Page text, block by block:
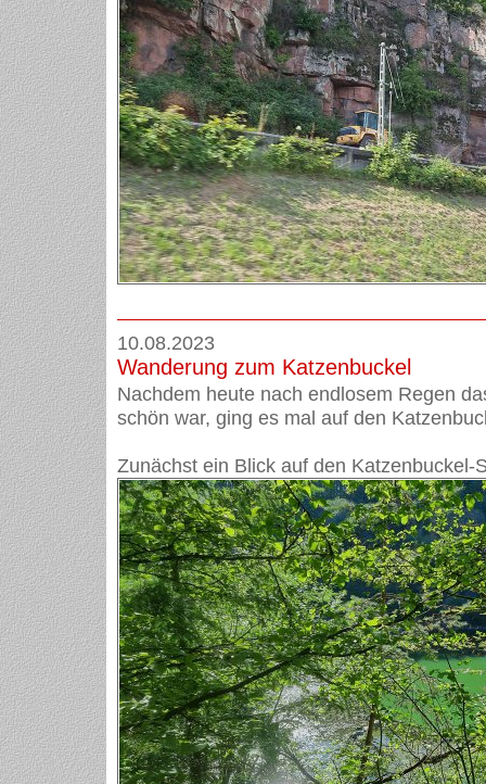
10.08.2023
Wanderung zum Katzenbuckel
Nachdem heute nach endlosem Regen
schön war, ging es mal auf den
Zunächst ein Blick auf den Katzenbuckel-